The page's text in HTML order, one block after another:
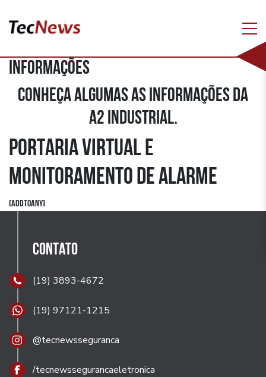
SINERGIA /PORTARIA VIRTUAL E MONITORAMENTO DE ALARME
Informações
Conheça algumas as Informações da
A2 INDUSTRIAL.
PORTARIA VIRTUAL E
MONITORAMENTO DE ALARME
[addtoany]
CONTATO
(19) 3893-4672
(19) 97121-1215
@tecnewsseguranca
/tecnewssegurancaeletronica